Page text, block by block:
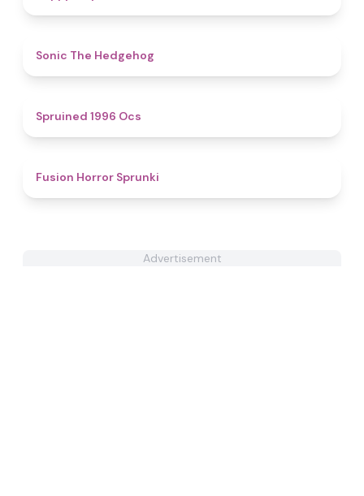
Sonic The Hedgehog
Spruined 1996 Ocs​
Fusion Horror Sprunki
Advertisement